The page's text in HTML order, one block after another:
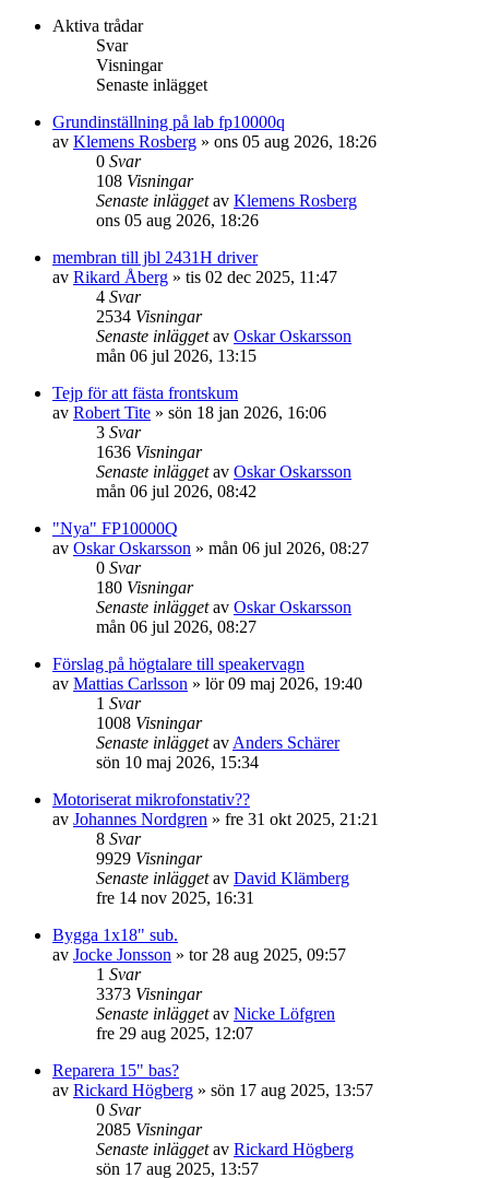
Aktiva trådar
Svar
Visningar
Senaste inlägget
Grundinställning på lab fp10000q
av Klemens Rosberg » ons 05 aug 2026, 18:26
0 Svar
108 Visningar
Senaste inläggetav Klemens Rosberg
ons 05 aug 2026, 18:26
membran till jbl 2431H driver
av Rikard Åberg » tis 02 dec 2025, 11:47
4 Svar
2534 Visningar
Senaste inläggetav Oskar Oskarsson
mån 06 jul 2026, 13:15
Tejp för att fästa frontskum
av Robert Tite » sön 18 jan 2026, 16:06
3 Svar
1636 Visningar
Senaste inläggetav Oskar Oskarsson
mån 06 jul 2026, 08:42
"Nya" FP10000Q
av Oskar Oskarsson » mån 06 jul 2026, 08:27
0 Svar
180 Visningar
Senaste inläggetav Oskar Oskarsson
mån 06 jul 2026, 08:27
Förslag på högtalare till speakervagn
av Mattias Carlsson » lör 09 maj 2026, 19:40
1 Svar
1008 Visningar
Senaste inläggetavAnders Schärer
sön 10 maj 2026, 15:34
Motoriserat mikrofonstativ??
av Johannes Nordgren » fre 31 okt 2025, 21:21
8 Svar
9929 Visningar
Senaste inläggetav David Klämberg
fre 14 nov 2025, 16:31
Bygga 1x18" sub.
av Jocke Jonsson » tor 28 aug 2025, 09:57
1 Svar
3373 Visningar
Senaste inläggetav Nicke Löfgren
fre 29 aug 2025, 12:07
Reparera 15" bas?
av Rickard Högberg » sön 17 aug 2025, 13:57
0 Svar
2085 Visningar
Senaste inläggetav Rickard Högberg
sön 17 aug 2025, 13:57